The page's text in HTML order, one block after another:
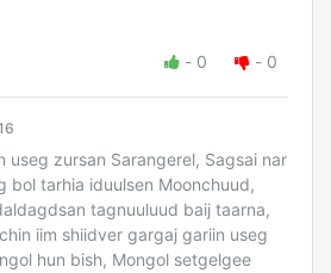
- 0 - 0
useg zursan Sarangerel, Sagsai nar
bol tarhia iduulsen Moonchuud,
tagnuuluud baij taarna,
iim shiidver gargaj gariin useg
hun bish, Mongol setgelgee